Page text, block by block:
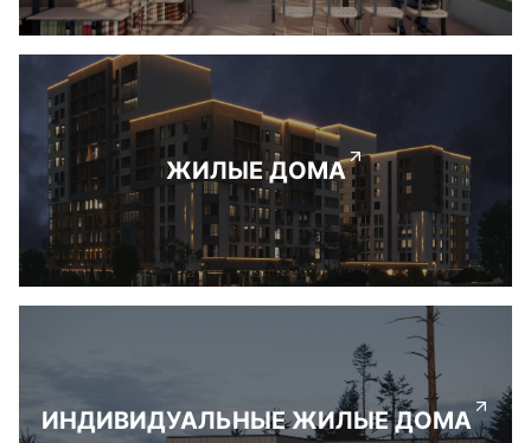
ЖИЛЫЕ ДОМА
ИНДИВИДУАЛЬНЫЕ ЖИЛЫЕ ДОМА